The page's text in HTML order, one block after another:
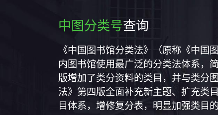
中图分类号查询
《中国图书馆分类法》（原称《中国
内图书馆使用最广泛的分类法体系，
版增加了类分资料的类目，并与类分
法》第四版全面补充新主题、扩充类
目体系，增修复分表，明显加强类目